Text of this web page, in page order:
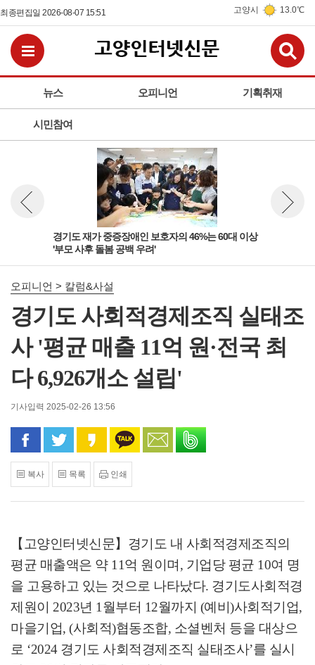
최종편집일 2026-08-07 15:51 고양시 13.0℃
뉴스 오피니언 기획취재
시민참여
전체메뉴보기
경기도 재가 중증장애인 보호자의 46%는 60대 이상
'부모 사후 돌봄 공백 우려'
뉴스 이전보기
오피니언 > 칼럼&사설
경기도 사회적경제조직 실태조
사 '평균 매출 11억 원·전국 최
다 6,926개소 설립'
기사입력 2025-02-26 13:56
페이스북으로 공유
트위터로 공유카카오 스토리로 공유
카카오톡으로 공유
문자로 공유
복사 목록 인쇄
【고양인터넷신문】 경기도 내 사회적경제조직의
평균 매출액은 약 11억 원이며 , 기업당 평균 10여 명
을 고용하고 있는 것으로 나타났다. 경기도사회적경
제원이 2023년 1 월부터 12월까지 (예비 )사회적기업,
마을기업, (사회적)협동조합, 소셜벤처 등을 대상으
로 ‘2024 경기도 사회적경제조직 실태조사’를 실시